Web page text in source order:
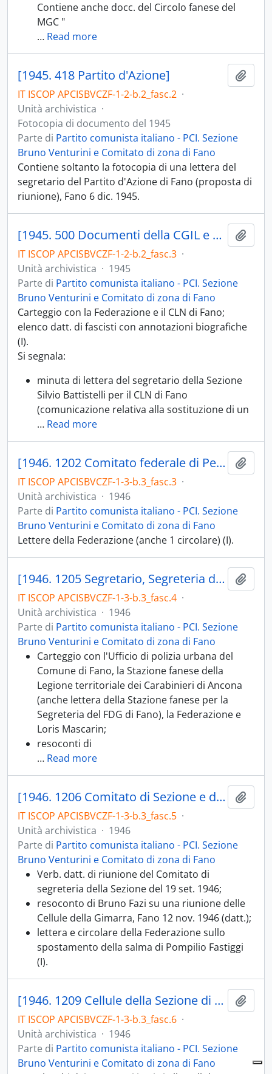
Contiene anche docc. del Circolo fanese del
MGC "
… Read more
[1945. 418 Partito d'Azione]
IT ISCOP APCISBVCZF-1-2-b.2_fasc.2 ·
Unità archivistica ·
Fotocopia di documento del 1945
Parte di Partito comunista italiano - PCI. Sezione
Bruno Venturini e Comitato di zona di Fano
Contiene soltanto la fotocopia di una lettera del
segretario del Partito d'Azione di Fano (proposta di
riunione), Fano 6 dic. 1945.
[1945. 500 Documenti della CGIL e della Camera del lavoro. 508 CLN; 508.01 Commissione d'epurazione; 508.02 Elenchi fascisti, repubblichini e collaboratori dei tedeschi; 508.04 Vittime nazi-fasciste]
IT ISCOP APCISBVCZF-1-2-b.2_fasc.3 ·
Unità archivistica · 1945
Parte di Partito comunista italiano - PCI. Sezione
Bruno Venturini e Comitato di zona di Fano
Carteggio con la Federazione e il CLN di Fano;
elenco datt. di fascisti con annotazioni biografiche
(I).
Si segnala:
minuta di lettera del segretario della Sezione
Silvio Battistelli per il CLN di Fano
(comunicazione relativa alla sostituzione di un
… Read more
[1946. 1202 Comitato federale di Pesaro. Verbali, documenti, convocazioni. 1203 Segretario, Segreteria, Direzione della Federazione di Pesaro. Verbali, documenti, convocazioni]
IT ISCOP APCISBVCZF-1-3-b.3_fasc.3 ·
Unità archivistica · 1946
Parte di Partito comunista italiano - PCI. Sezione
Bruno Venturini e Comitato di zona di Fano
Lettere della Federazione (anche 1 circolare) (I).
[1946. 1205 Segretario, Segreteria della Sezione di Fano Bruno Venturini; 1205.02 Avvisi, resoconti conferenze, comizi; 1205.05 Corrispondenza, convocazioni; 1205.07 Sussidi e assistenza]
IT ISCOP APCISBVCZF-1-3-b.3_fasc.4 ·
Unità archivistica · 1946
Parte di Partito comunista italiano - PCI. Sezione
Bruno Venturini e Comitato di zona di Fano
Carteggio con l'Ufficio di polizia urbana del
Comune di Fano, la Stazione fanese della
Legione territoriale dei Carabinieri di Ancona
(anche lettera della Stazione fanese per la
Segreteria del FDG di Fano), la Federazione e
Loris Mascarin;
resoconti di
… Read more
[1946. 1206 Comitato di Sezione e di coordinamento Bruno Venturini Fano; 1206.03 Riunioni Comitati di rione; 1206.05 Corrispondenza, convocazioni]
IT ISCOP APCISBVCZF-1-3-b.3_fasc.5 ·
Unità archivistica · 1946
Parte di Partito comunista italiano - PCI. Sezione
Bruno Venturini e Comitato di zona di Fano
Verb. datt. di riunione del Comitato di
segreteria della Sezione del 19 set. 1946;
resoconto di Bruno Fazi su una riunione delle
Cellule della Gimarra, Fano 12 nov. 1946 (datt.);
lettera e circolare della Federazione sullo
spostamento della salma di Pompilio Fastiggi
(I).
[1946. 1209 Cellule della Sezione di Fano; 1209.01 Elenchi componenti e segretari delle cellule e dei Comitati di cellula; 1209.02 Relazioni politico-amministrative mensili]
IT ISCOP APCISBVCZF-1-3-b.3_fasc.6 ·
Unità archivistica · 1946
Parte di Partito comunista italiano - PCI. Sezione
Bruno Venturini e Comitato di zona di Fano